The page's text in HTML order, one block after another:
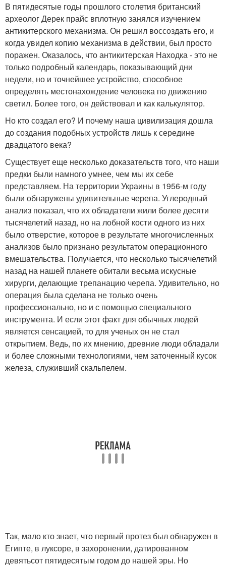
В пятидесятые годы прошлого столетия британский
археолог Дерек прайс вплотную занялся изучением
антикитерского механизма. Он решил воссоздать его, и
когда увидел копию механизма в действии, был просто
поражен. Оказалось, что антикитерская Находка - это не
только подробный календарь, показывающий дни
недели, но и точнейшее устройство, способное
определять местонахождение человека по движению
светил. Более того, он действовал и как калькулятор.
Но кто создал его? И почему наша цивилизация дошла
до создания подобных устройств лишь к середине
двадцатого века?
Существует еще несколько доказательств того, что наши
предки были намного умнее, чем мы их себе
представляем. На территории Украины в 1956-м году
были обнаружены удивительные черепа. Углеродный
анализ показал, что их обладатели жили более десяти
тысячелетий назад, но на лобной кости одного из них
было отверстие, которое в результате многочисленных
анализов было признано результатом операционного
вмешательства. Получается, что несколько тысячелетий
назад на нашей планете обитали весьма искусные
хирурги, делающие трепанацию черепа. Удивительно, но
операция была сделана не только очень
профессионально, но и с помощью специального
инструмента. И если этот факт для обычных людей
является сенсацией, то для ученых он не стал
открытием. Ведь, по их мнению, древние люди обладали
и более сложными технологиями, чем заточенный кусок
железа, служивший скальпелем.
Так, мало кто знает, что первый протез был обнаружен в
Египте, в луксоре, в захоронении, датированном
девятьсот пятидесятым годом до нашей эры. Но